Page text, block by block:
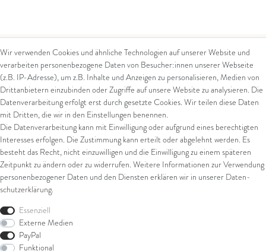
Kontakt
Kontaktformular
Arena in Arte GmbH
Marktgasse 2,
8600 Dübendorf
Tel: +41 44 821 60 40
E-Mail:info@goldschmiede-
arena.com
Rechtliches
AGB
Impressum
Datenschutz
Widerrufsrecht
Zahlung und Versand
Widerrufsformular
Wir verwenden Cookies und ähnliche Technologien auf unserer Website und
verarbeiten personenbezogene Daten von Besucher:innen unserer Webseite
(z.B. IP-Adresse), um z.B. Inhalte und Anzeigen zu personalisieren, Medien von
Drittanbietern einzubinden oder Zugriffe auf unsere Website zu analysieren. Die
Datenverarbeitung erfolgt erst durch gesetzte Cookies. Wir teilen diese Daten
mit Dritten, die wir in den Einstellungen benennen.
Die Datenverarbeitung kann mit Einwilligung oder aufgrund eines berechtigten
Interesses erfolgen. Die Zustimmung kann erteilt oder abgelehnt werden. Es
besteht das Recht, nicht einzuwilligen und die Einwilligung zu einem späteren
Zeitpunkt zu ändern oder zu widerrufen. Weitere Informationen zur Verwendung
personenbezogener Daten und den Diensten erklären wir in unserer Daten­
schutz­erklärung.
Essenziell
Externe Medien
PayPal
Funktional